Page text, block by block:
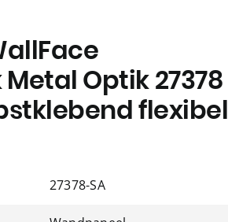
Optik 27378
flexibel
27378-SA